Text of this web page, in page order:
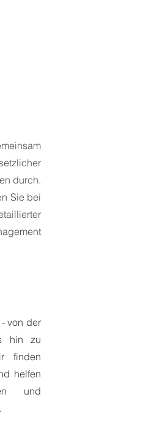
durch.
Sie bei
von der
hin zu
finden
helfen
und